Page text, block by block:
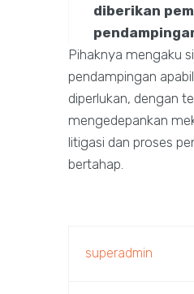
diberikan
Pihaknya mengaku
pendampingan
diperlukan, dengan
mengedepankan
litigasi dan proses
bertahap.
superadmin